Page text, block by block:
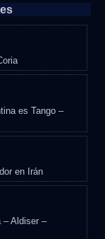
es Tango –
en Irán
– Aldiser –